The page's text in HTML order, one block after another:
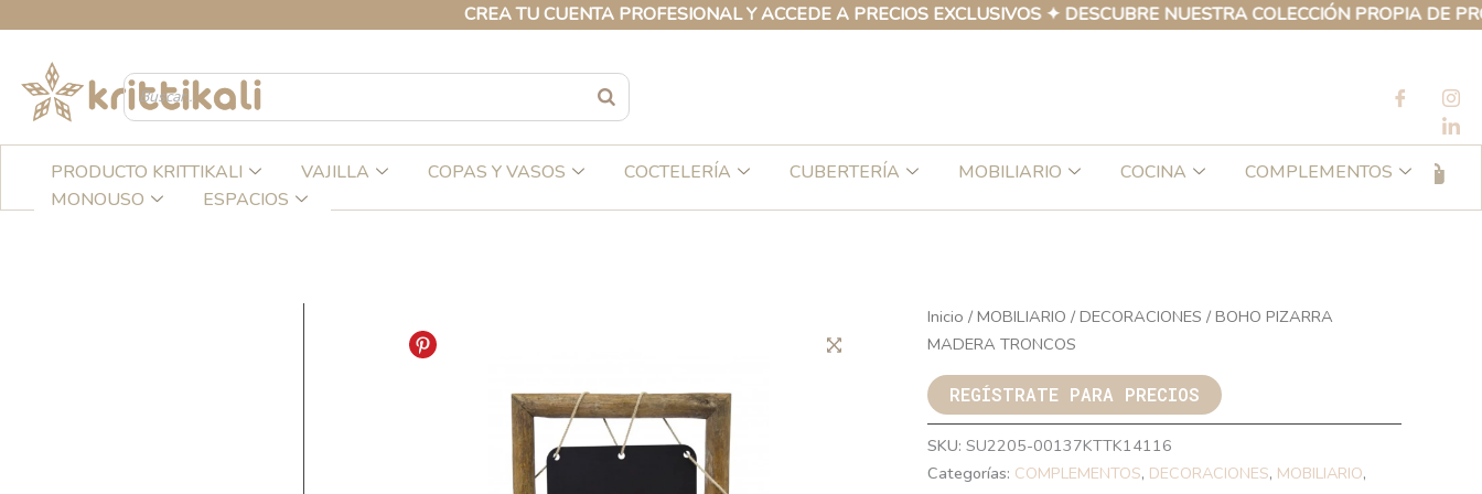
CREA TU CUENTA PROFESIONAL Y ACCEDE A PRECIOS EXCLUSIVOS ✦ DESCUBRE NUESTRA COLECCIÓN PROPIA DE
contenido
PRODUCTO KRITTIKALI VAJILLA COPAS Y VASOS COCTELERÍA CUBERTERÍA MOBILIARIO COCINA
COMPLEMENTOS
MONOUSO
ESPACIOS
Inicio / MOBILIARIO / DECORACIONES / BOHO PIZARRA
MADERA TRONCOS
REGÍSTRATE PARA PRECIOS
SKU: SU2205-00137KTTK14116
Categorías: COMPLEMENTOS, DECORACIONES, MOBILIARIO,